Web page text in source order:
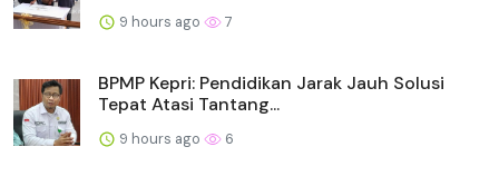
9 hours ago 7
BPMP Kepri: Pendidikan Jarak Jauh Solusi
Tepat Atasi Tantang...
9 hours ago 6